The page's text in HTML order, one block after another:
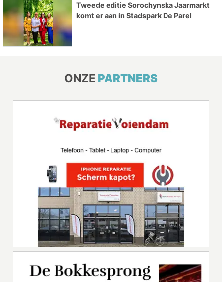
Tweede editie Sorochynska Jaarmarkt
komt er aan in Stadspark De Parel
ONZE PARTNERS